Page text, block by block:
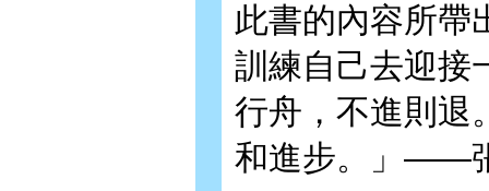
此書的內容所帶
訓練自己去迎接
行舟，不進則退
和進步。」——